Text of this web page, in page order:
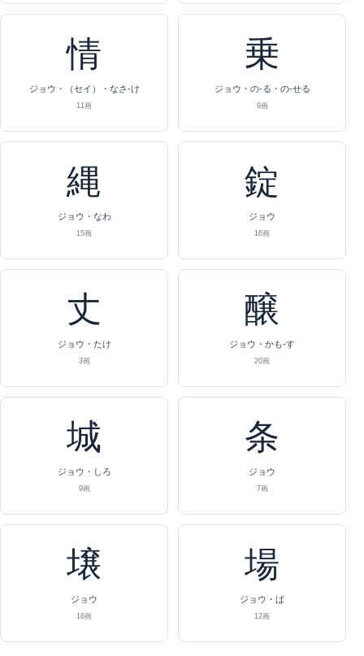
情
ジョウ・（セイ）・なさ-け
11画
乗
ジョウ・の-る・の-せる
9画
縄
ジョウ・なわ
15画
錠
ジョウ
16画
丈
ジョウ・たけ
3画
醸
ジョウ・かも-す
20画
城
ジョウ・しろ
9画
条
ジョウ
7画
壌
ジョウ
16画
場
ジョウ・ば
12画